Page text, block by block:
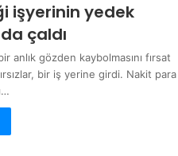
işyerinin yedek
çaldı
anlık gözden kaybolmasını fırsat
bir iş yerine girdi. Nakit para